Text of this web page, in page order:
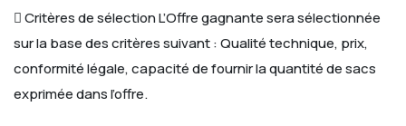
 Critères de sélectionL’Offre gagnante sera sélectionnée
sur la base des critères suivant : Qualité technique, prix,
conformité légale, capacité de fournir la quantité de sacs
exprimée dans l’offre.